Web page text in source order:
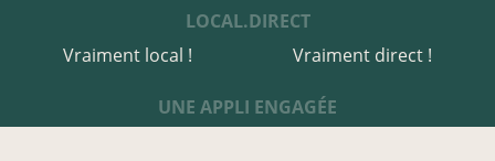
LOCAL.DIRECT
Vraiment local !
Vraiment direct !
UNE APPLI ENGAGÉE